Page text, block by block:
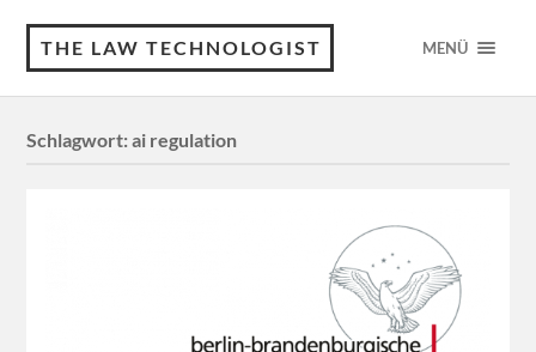
THE LAW TECHNOLOGIST MENÜ
Schlagwort:ai regulation